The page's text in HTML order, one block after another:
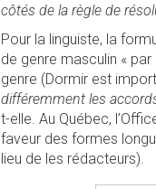
côtés de la règle de
Pour la linguiste, la
de genre masculin «
genre (Dormir est
différemment les
t-elle. Au Québec,
faveur des formes
lieu de les rédacteurs).